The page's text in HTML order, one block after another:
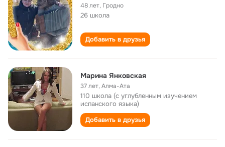
48 лет, Гродно
26 школа
Добавить в друзья
Марина Янковская
37 лет,Алма-Ата
110 школа (с углубленным изучением
испанского языка)
Добавить в друзья